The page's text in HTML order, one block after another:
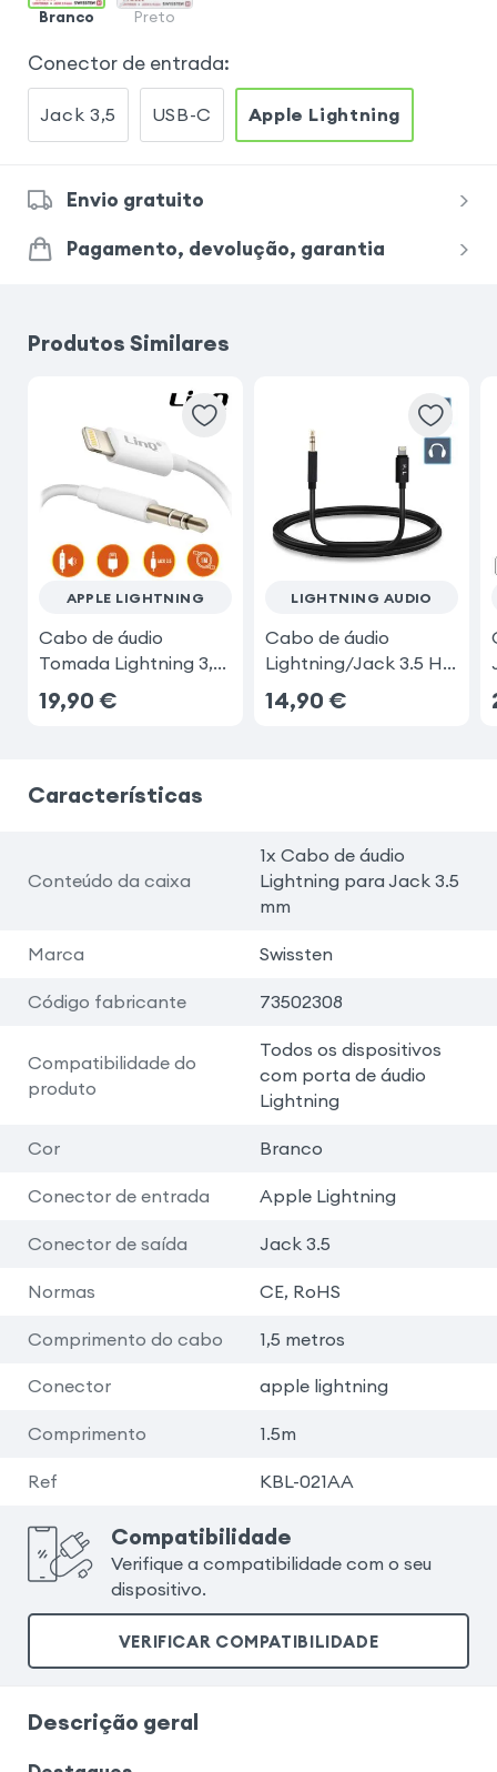
Branco Preto
Conector de entrada:
Jack 3,5 USB-C Apple Lightning
Envio gratuito
Pagamento, devolução, garantia
Produtos Similares
APPLE LIGHTNING
Cabo de áudio
Tomada Lightning 3,5
mm
19,90 €
LIGHTNING AUDIO
Cabo de áudio
Lightning/Jack 3.5 HL-
098
14,90 €
Características
Conteúdo da caixa
1x Cabo de áudio
Lightning para Jack 3.5
mm
Marca Swissten
Código fabricante 73502308
Compatibilidade do
produto
Todos os dispositivos
com porta de áudio
Lightning
Cor Branco
Conector de entrada Apple Lightning
Conector de saída Jack 3.5
Normas CE, RoHS
Comprimento do cabo 1,5 metros
Conector apple lightning
Comprimento 1.5m
Ref KBL-021AA
Compatibilidade
Verifique a compatibilidade com o seu
dispositivo.
VERIFICAR COMPATIBILIDADE
Descrição geral